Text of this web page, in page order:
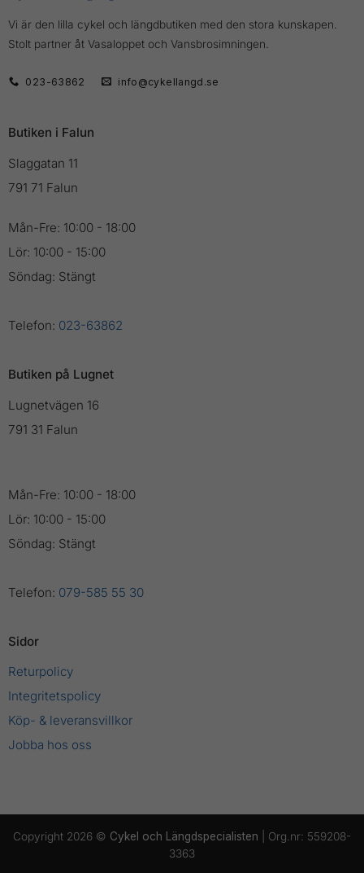
Vi är den lilla cykel och längdbutiken med den stora kunskapen.
Stolt partner åt Vasaloppet och Vansbrosimningen.
023-63862 info@cykellangd.se
Butiken i Falun
Slaggatan 11
791 71 Falun
Mån-Fre: 10:00 - 18:00
Lör: 10:00 - 15:00
Söndag: Stängt
Telefon: 023-63862
Butiken på Lugnet
Lugnetvägen 16
791 31 Falun
Mån-Fre: 10:00 - 18:00
Lör: 10:00 - 15:00
Söndag: Stängt
Telefon: 079-585 55 30
Sidor
Returpolicy
Integritetspolicy
Köp- & leveransvillkor
Jobba hos oss
Copyright 2026 © Cykel och Längdspecialisten | Org.nr: 559208-
3363